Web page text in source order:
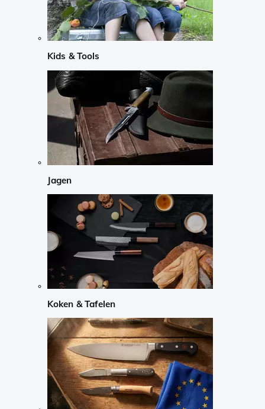
Kids & Tools
Jagen
Koken & Tafelen